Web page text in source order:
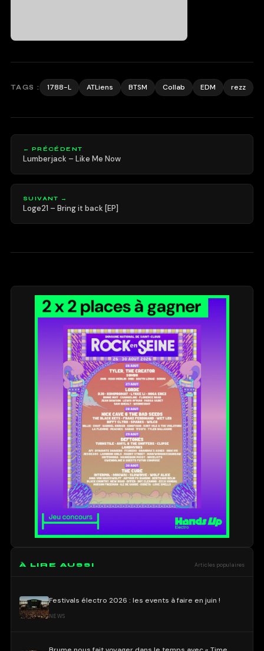
TAGS : 1788-L ATLiens BTSM Collab EDM rezz
← PRÉCÉDENT
Lumberjack – Like Me Now
SUIVANT →
Loge21 – Bring it back [EP]
À LIRE AUSSI Articles populaires
Festivals électro 2026 : les events à faire en juin !
NEWS